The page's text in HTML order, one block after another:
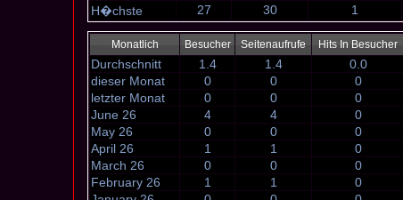
H�chste
27 30 1
Monatlich Besucher Seitenaufrufe Hits In Besucher
Durchschnitt 1.4 1.4 0.0
dieser Monat
0 0 0
letzter Monat
0 0 0
June 26
4 4 0
May 26
0 0 0
April 26
1 1 0
March 26
0 0 0
February 26
1 1 0